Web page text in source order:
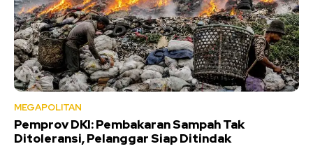
MEGAPOLITAN
Pemprov DKI: Pembakaran Sampah Tak
Ditoleransi, Pelanggar Siap Ditindak